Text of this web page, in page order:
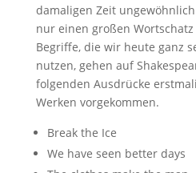
damaligen Zeit
nur einen großen
Begriffe, die wir heute ganz
nutzen, gehen auf
folgenden Ausdrücke
Werken vorgekommen.
Break the Ice
We have seen better days